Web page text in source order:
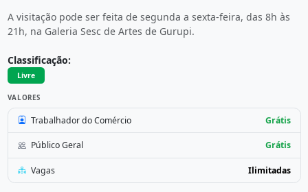
A visitação pode ser feita de segunda a sexta-feira, das 8h às
21h, na Galeria Sesc de Artes de Gurupi.
Classificação:
Livre
VALORES
Trabalhador do Comércio Grátis
Público Geral Grátis
Vagas Ilimitadas